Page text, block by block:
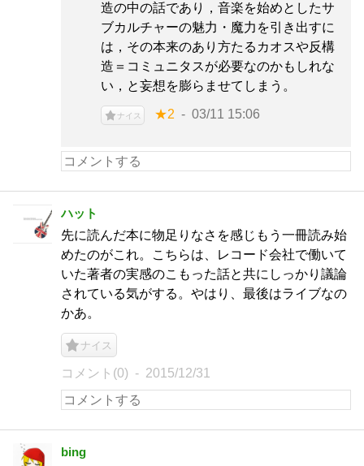
造の中の話であり，音楽を始めとしたサ
ブカルチャーの魅力・魔力を引き出すに
は，その本来のあり方たるカオスや反構
造＝コミュニタスが必要なのかもしれな
い，と妄想を膨らませてしまう。
ナイス ★2 03/11 15:06
ハット
先に読んだ本に物足りなさを感じもう一冊読み始
めたのがこれ。こちらは、レコード会社で働いて
いた著者の実感のこもった話と共にしっかり議論
されている気がする。やはり、最後はライブなの
かあ。
ナイス
コメント(0) 2015/12/31
bing